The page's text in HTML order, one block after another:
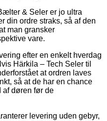
& Seler er jo ultra
din ordre straks, så af den
man gransker
vare.
efter en enkelt hverdag
Härkila – Tech Seler til
at ordren laves
så at de har en chance
af døren før de
levering uden gebyr,